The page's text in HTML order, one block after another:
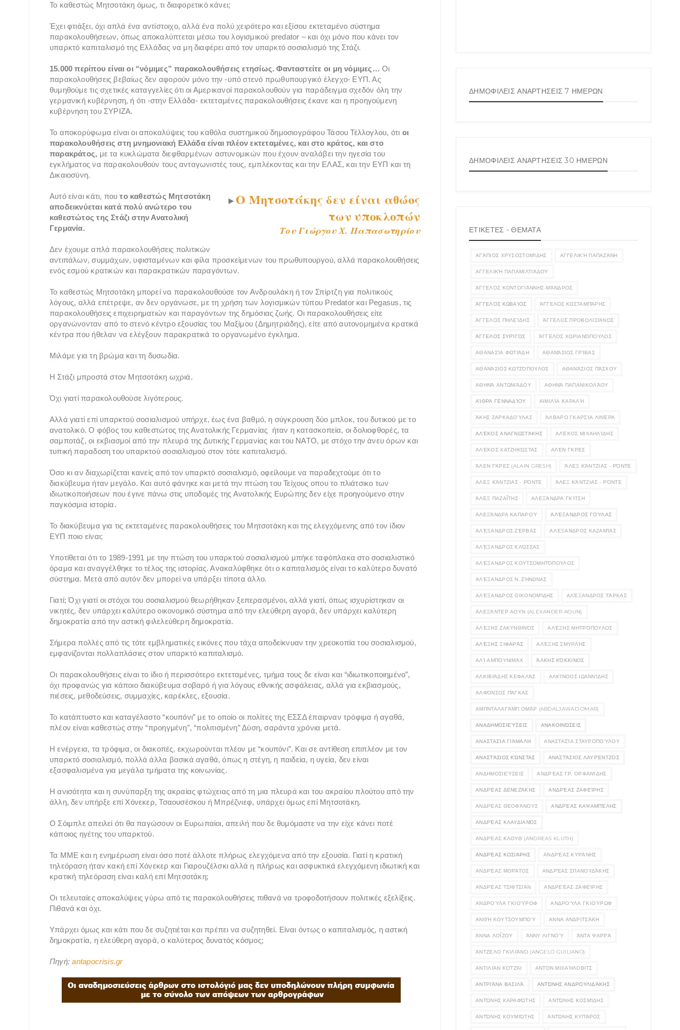
Το καθεστώς Μητσοτάκη όμως, τι διαφορετικό κάνει;
Έχει φτιάξει, όχι απλά ένα αντίστοιχο, αλλά ένα πολύ χειρότερο και εξίσου εκτεταμένο σύστημα
παρακολουθήσεων, όπως αποκαλύπτεται μέσω του λογισμικού predator – και όχι μόνο που κάνει τον
υπαρκτό καπιταλισμό της Ελλάδας να μη διαφέρει από τον υπαρκτό σοσιαλισμό της Στάζι.
15.000 περίπου είναι οι “νόμιμες” παρακολουθήσεις ετησίως. Φανταστείτε οι μη νόμιμες…Οι
παρακολουθήσεις βεβαίως δεν αφορούν μόνο την -υπό στενό πρωθυπουργικό έλεγχο- ΕΥΠ. Ας
θυμηθούμε τις σχετικές καταγγελίες ότι οι Αμερικανοί παρακολουθούν για παράδειγμα σχεδόν όλη την
γερμανική κυβέρνηση, ή ότι -στην Ελλάδα- εκτεταμένες παρακολουθήσεις έκανε και η προηγούμενη
κυβέρνηση του ΣΥΡΙΖΑ.
Το αποκορύφωμα είναι οι αποκαλύψεις του καθόλα συστημικού δημοσιογράφου Τάσου Τέλλογλου, ότι οι
παρακολουθήσεις στη μνημονιακή Ελλάδα είναι πλέον εκτεταμένες, και στο κράτος, και στο
παρακράτος, με τα κυκλώματα διεφθαρμένων αστυνομικών που έχουν αναλάβει την ηγεσία του
εγκλήματος να παρακολουθούν τους ανταγωνιστές τους, εμπλέκοντας και την ΕΛΑΣ, και την ΕΥΠ και τη
Δικαιοσύνη.
►Ο Μητσοτάκης δεν είναι αθώος
των υποκλοπών
Του Γιώργου X. Παπασωτηρίου
Αυτό είναι κάτι, που το καθεστώς Μητσοτάκη
αποδεικνύεται κατά πολύ ανώτερο του
καθεστώτος της Στάζι στην Ανατολική
Γερμανία.
Δεν έχουμε απλά παρακολουθήσεις πολιτικών
αντιπάλων, συμμάχων, υφισταμένων και φίλα προσκείμενων του πρωθυπουργού, αλλά παρακολουθήσεις
ενός εσμού κρατικών και παρακρατικών παραγόντων.
Το καθεστώς Μητσοτάκη μπορεί να παρακολουθούσε τον Ανδρουλάκη ή τον Σπίρτζη για πολιτικούς
λόγους, αλλά επέτρεψε, αν δεν οργάνωσε, με τη χρήση των λογισμικών τύπου Predator και Pegasus, τις
παρακολουθήσεις επιχειρηματιών και παραγόντων της δημόσιας ζωής. Οι παρακολουθήσεις είτε
οργανώνονταν από το στενό κέντρο εξουσίας του Μαξίμου (Δημητριάδης), είτε από αυτονομημένα κρατικά
κέντρα που ήθελαν να ελέγξουν παρακρατικά το οργανωμένο έγκλημα.
Μιλάμε για τη βρώμα και τη δυσωδία.
Η Στάζι μπροστά στον Μητσοτάκη ωχριά.
Όχι γιατί παρακολουθούσε λιγότερους.
Αλλά γιατί επί υπαρκτού σοσιαλισμού υπήρχε, έως ένα βαθμό, η σύγκρουση δύο μπλοκ, του δυτικού με το
ανατολικό. Ο φόβος του καθεστώτος της Ανατολικής Γερμανίας ήταν η κατασκοπεία, οι δολιοφθορές, τα
σαμποτάζ, οι εκβιασμοί από την πλευρά της Δυτικής Γερμανίας και του ΝΑΤΟ, με στόχο την άνευ όρων και
τυπική παραδοση του υπαρκτού σοσιαλισμού στον τότε καπιταλισμό.
Όσο κι αν διαχωρίζεται κανείς από τον υπαρκτό σοσιαλισμό, οφείλουμε να παραδεχτούμε ότι το
διακύβευμα ήταν μεγάλο. Και αυτό φάνηκε και μετά την πτώση του Τείχους οπου το πλιάτσικο των
ιδιωτικοποιήσεων που έγινε πάνω στις υποδομές της Ανατολικής Ευρώπης δεν είχε προηγούμενο στην
παγκόσμια ιστορία.
Το διακύβευμα για τις εκτεταμένες παρακολουθήσεις του Μητσοτάκη και της ελεγχόμενης από τον ίδιον
ΕΥΠ ποιο είναι;
Υποτίθεται ότι το 1989-1991 με την πτώση του υπαρκτού σοσιαλισμού μπήκε ταφόπλακα στο σοσιαλιστικό
όραμα και αναγγέλθηκε το τέλος της ιστορίας. Ανακαλύφθηκε ότι ο καπιταλισμός είναι το καλύτερο δυνατό
σύστημα. Μετά από αυτόν δεν μπορεί να υπάρξει τίποτα άλλο.
Γιατί; Όχι γιατί οι στόχοι του σοσιαλισμού θεωρήθηκαν ξεπερασμένοι, αλλά γιατί, όπως ισχυρίστηκαν οι
νικητές, δεν υπάρχει καλύτερο οικονομικό σύστημα από την ελεύθερη αγορά, δεν υπάρχει καλύτερη
δημοκρατία από την αστική φιλελεύθερη δημοκρατία.
Σήμερα πολλές από τις τότε εμβληματικές εικόνες που τάχα αποδείκνυαν την χρεοκοπία του σοσιαλισμού,
εμφανίζονται πολλαπλάσιες στον υπαρκτό καπιταλισμό.
Οι παρακολουθήσεις είναι το ίδιο ή περισσότερο εκτεταμένες, τμήμα τους δε είναι και “ιδιωτικοποιημένο”,
όχι προφανώς για κάποιο διακύβευμα σοβαρό ή για λόγους εθνικής ασφάλειας, αλλά για εκβιασμούς,
πιέσεις, μεθοδεύσεις, συμμαχίες, καρέκλες, εξουσία.
Το κατάπτυστο και καταγέλαστο “κουπόνι” με το οποίο οι πολίτες της ΕΣΣΔ έπαιρναν τρόφιμα ή αγαθά,
πλέον είναι καθεστώς στην “προηγμένη”, “πολιτισμένη” Δύση, σαράντα χρόνια μετά.
Η ενέργεια, τα τρόφιμα, οι διακοπές, εκχωρούνται πλέον με “κουπόνι”. Και σε αντίθεση επιπλέον με τον
υπαρκτό σοσιαλισμό, πολλά άλλα βασικά αγαθά, όπως η στέγη, η παιδεία, η υγεία, δεν είναι
εξασφαλισμένα για μεγάλα τμήματα της κοινωνίας.
Η ανισότητα και η συνύπαρξη της ακραίας φτώχειας από τη μια πλευρά και του ακραίου πλούτου από την
άλλη, δεν υπήρξε επί Χόνεκερ, Τσαουσέσκου ή Μπρέζνιεφ, υπάρχει όμως επί Μητσοτάκη.
Ο Σόιμπλε απειλεί ότι θα παγώσουν οι Ευρωπαίοι, απειλή που δε θυμόμαστε να την είχε κάνει ποτέ
κάποιος ηγέτης του υπαρκτού.
Τα ΜΜΕ και η ενημέρωση είναι όσο ποτέ άλλοτε πλήρως ελεγχόμενα από την εξουσία. Γιατί η κρατική
τηλεόραση ήταν κακή επί Χόνεκερ και Γιαρουζέλσκι αλλά η πλήρως και ασφυκτικά ελεγχόμενη ιδιωτική και
κρατική τηλεόραση είναι καλή επί Μητσοτάκη;
Οι τελευταίες αποκαλύψεις γύρω από τις παρακολουθήσεις πιθανά να τροφοδοτήσουν πολιτικές εξελίξεις.
Πιθανά και όχι.
Υπάρχει όμως και κάτι που δε συζητιέται και πρέπει να συζητηθεί. Είναι όντως ο καπιταλισμός, η αστική
δημοκρατία, η ελεύθερη αγορά, ο καλύτερος δυνατός κόσμος;
Πηγή:antapocrisis.gr
ΔΗΜΟΦΙΛΕΙΣ ΑΝΑΡΤΗΣΕΙΣ 7 ΗΜΕΡΩΝ
ΔΗΜΟΦΙΛΕΙΣ ΑΝΑΡΤΗΣΕΙΣ 30 ΗΜΕΡΩΝ
ΕΤΙΚΕΤΕΣ - ΘΕΜΑΤΑ
ΑΓΆΠΙΟΣ ΧΡΥΣΟΣΤΟΜΊΔΗΣ ΑΓΓΕΛΙΚΉ ΠΑΠΑΖΆΝΗ
ΑΓΓΕΛΙΚΉ ΠΑΠΑΜΙΛΤΙΆΔΟΥ
ΆΓΓΕΛΟΣ ΚΟΝΤΟΓΙΆΝΝΗΣ-ΜΆΝΔΡΟΣ
ΆΓΓΕΛΟΣ ΚΩΒΑΊΟΣ ΆΓΓΕΛΟΣ ΚΩΣΤΑΜΠΆΡΗΣ
ΆΓΓΕΛΟΣ ΠΗΛΕΊΔΗΣ ΆΓΓΕΛΟΣ ΠΡΟΒΟΛΙΣΙΆΝΟΣ
ΆΓΓΕΛΟΣ ΣΥΡΊΓΟΣ ΆΓΓΕΛΟΣ ΧΩΡΙΑΝΌΠΟΥΛΟΣ
ΑΘΑΝΑΣΊΑ ΦΩΤΙΆΔΗ ΑΘΑΝΆΣΙΟΣ ΓΡΊΒΑΣ
ΑΘΑΝΆΣΙΟΣ ΚΩΤΣΌΠΟΥΛΟΣ ΑΘΑΝΆΣΙΟΣ ΠΆΣΧΟΥ
ΑΘΗΝΆ ΑΝΤΩΝΙΆΔΟΥ ΑΘΗΝΆ ΠΑΠΑΝΙΚΟΛΆΟΥ
ΑΊΘΡΑ ΓΕΝΝΑΔΊΟΥ ΑΙΜΙΛΊΑ ΚΑΡΑΛΉ
ΆΚΗΣ ΖΑΡΚΑΔΟΎΛΑΣ ΆΛΒΑΡΟ ΓΚΑΡΣΊΑ ΛΙΝΈΡΑ
ΑΛΈΚΟΣ ΑΝΑΓΝΩΣΤΆΚΗΣ ΑΛΈΚΟΣ ΜΙΧΑΗΛΊΔΗΣ
ΑΛΈΚΟΣ ΧΑΤΖΗΚΏΣΤΑΣ ΑΛΈΝ ΓΚΡΕΣ
ΆΛΕΝ ΓΚΡΕΣ (ALAIN GRESH) ΆΛΕΞ ΚΆΝΤΖΙΑΣ - ΡΌΝΤΕ
ΑΛΕΞ ΚΆΝΤΖΙΑΣ - ΡΌΝΤΕ ΆΛΕΞ ΚΆΝΤΖΙΑΣ - ΡΌΝΤΕ
ΆΛΕΞ ΠΑΖΑΪ́ΤΗΣ ΑΛΕΞΆΝΔΡΑ ΓΚΊΤΣΗ
ΑΛΕΞΆΝΔΡΑ ΚΑΠΑΡΟΎ ΑΛΈΞΑΝΔΡΟΣ ΓΟΎΛΑΣ
ΑΛΈΞΑΝΔΡΟΣ ΖΈΡΒΑΣ ΑΛΈΞΑΝΔΡΟΣ ΚΑΖΑΜΊΑΣ
ΑΛΈΞΑΝΔΡΟΣ ΚΛΏΣΣΑΣ
ΑΛΈΞΑΝΔΡΟΣ ΚΟΥΤΣΟΜΗΤΌΠΟΥΛΟΣ
ΑΛΈΞΑΝΔΡΟΣ Ν. ΖΉΝΩΝΑΣ
ΑΛΈΞΑΝΔΡΟΣ ΟΙΚΟΝΟΜΊΔΗΣ ΑΛΈΞΑΝΔΡΟΣ ΤΆΡΚΑΣ
ΑΛΕΞΆΝΤΕΡ ΑΟΥΝ (ALEXANDER AOUN)
ΑΛΈΞΗΣ ΖΑΚΥΝΘΙΝΌΣ ΑΛΈΞΗΣ ΜΗΤΡΌΠΟΥΛΟΣ
ΑΛΈΞΗΣ ΞΙΦΑΡΆΣ ΑΛΈΞΗΣ ΣΜΥΡΛΉΣ
ΑΛΊ ΑΜΠΟΥΝΙΜΆΧ ΆΛΚΗΣ ΚΌΚΚΙΝΟΣ
ΑΛΚΙΒΙΆΔΗΣ ΚΕΦΑΛΆΣ ΑΛΚΊΝΟΟΣ ΙΩΑΝΝΊΔΗΣ
ΑΛΦΌΝΣΟΣ ΠΆΓΚΑΣ
ΑΜΠΝΤΑΛΑΓΆΜΠ ΟΜΆΡ (ABDALJAWAD OMAR)
ΑΝΑΔΗΜΟΣΙΕΎΣΕΙΣ ΑΝΑΚΟΙΝΏΣΕΙΣ
ΑΝΑΣΤΑΣΊΑ ΓΙΆΜΑΛΗ ΑΝΑΣΤΑΣΊΑ ΣΤΑΥΡΟΠΟΎΛΟΥ
ΑΝΑΣΤΆΣΙΟΣ ΚΏΝΣΤΑΣ ΑΝΑΣΤΆΣΙΟΣ ΛΑΥΡΈΝΤΖΟΣ
ΑΝΔΗΜΟΣΙΕΎΣΕΙΣ ΑΝΔΡΈΑΣ ΓΡ. ΟΡΦΑΝΊΔΗΣ
ΑΝΔΡΈΑΣ ΔΕΝΕΖΆΚΗΣ ΑΝΔΡΈΑΣ ΖΑΦΕΊΡΗΣ
ΑΝΔΡΈΑΣ ΘΕΟΦΆΝΟΥΣ ΑΝΔΡΈΑΣ ΚΑΨΑΜΠΈΛΗΣ
ΑΝΔΡΈΑΣ ΚΛΑΥΔΙΑΝΌΣ
ΑΝΔΡΈΑΣ ΚΛΟΥΘ (ANDREAS KLUTH)
ΑΝΔΡΈΑΣ ΚΟΣΙΆΡΗΣ ΑΝΔΡΈΑΣ ΚΥΡΆΝΗΣ
ΑΝΔΡΈΑΣ ΜΟΡΆΤΟΣ ΑΝΔΡΈΑΣ ΣΠΑΝΟΥΔΆΚΗΣ
ΑΝΔΡΈΑΣ ΤΣΙΦΤΣΙΆΝ ΑΝΔΡΕΈΑΣ ΖΑΦΕΊΡΗΣ
ΑΝΔΡΟΎΛΑ ΓΚΙΟΎΡΟΦ ΑΝΔΡΟΎΛΑ ΓΚΙΟΎΡΩΦ
ΑΝΘΉ ΚΟΥΤΣΟΥΜΠΟΎ ΑΝΝΑ ΑΝΔΡΙΤΣΆΚΗ
ΆΝΝΑ ΛΟΪ́ΖΟΥ ΆΝΝΥ ΛΙΓΝΟΎ ΆΝΤΑ ΨΑΡΡΆ
ΆΝΤΖΕΛΟ ΓΚΙΛΙΆΝΟ (ANGELO GUILIANO)
ΑΝΤΙΛΙΆΝ ΚΟΤΖΆΙ ΑΝΤΌΝ ΜΙΧΑΉΛΟΒΙΤΣ
ΑΝΤΡΙΆΝΑ ΒΑΣΙΛΆ ΑΝΤΏΝΗΣ ΑΝΔΡΟΥΛΙΔΆΚΗΣ
ΑΝΤΏΝΗΣ ΚΑΡΑΦΏΤΗΣ ΑΝΤΏΝΗΣ ΚΟΣΜΊΔΗΣ
ΑΝΤΏΝΗΣ ΚΟΥΜΙΏΤΗΣ ΑΝΤΏΝΗΣ ΚΥΠΆΡΟΣ